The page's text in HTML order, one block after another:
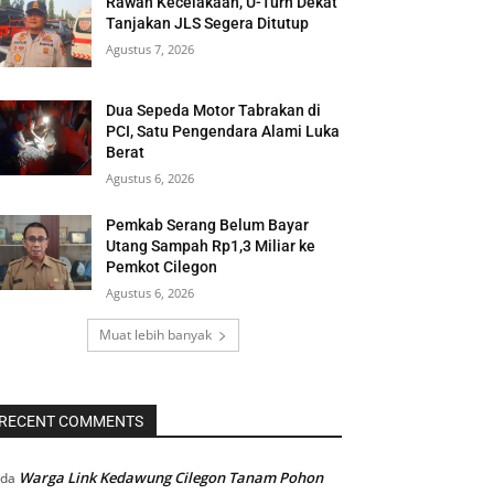
Tanjakan JLS Segera Ditutup
Agustus 7, 2026
Dua Sepeda Motor Tabrakan di
PCI, Satu Pengendara Alami Luka
Berat
Agustus 6, 2026
Pemkab Serang Belum Bayar
Utang Sampah Rp1,3 Miliar ke
Pemkot Cilegon
Agustus 6, 2026
Muat lebih banyak
COMMENTS
Warga Link Kedawung Cilegon Tanam Pohon